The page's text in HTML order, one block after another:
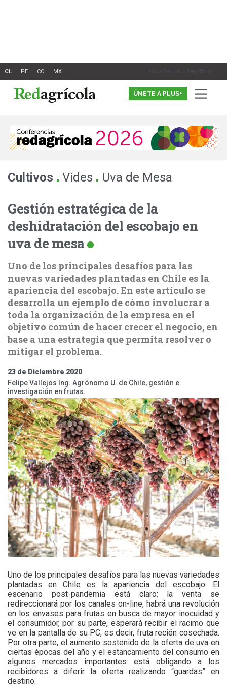
Inicia Sesión o Registrate
ÚNETE A PLUS+
Cultivos . Vides . Uva de Mesa
Gestión estratégica de la
deshidratación del escobajo en
uva de mesa
Uno de los principales desafíos para las
nuevas variedades plantadas en Chile es la
apariencia del escobajo. En este artículo se
desarrolla un ejemplo de cómo involucrar a
toda la organización de la empresa en el
objetivo común de hacer crecer el negocio, en
base a una estrategia que permita resolver o
mitigar el problema.
23 de Diciembre 2020
Felipe Vallejos Ing. Agrónomo U. de Chile, gestión e
investigación en frutas.
Uno de los principales desafíos para las nuevas variedades
plantadas en Chile es la apariencia del escobajo. El
escenario post-pandemia está claro: la venta se
redireccionará por los canales on-line, habrá una revolución
en los envases para frutas en busca de mayor inocuidad y
el consumidor, por su parte, esperará recibir el racimo que
ve en la pantalla de su PC, es decir, fruta recién cosechada.
Por otra parte, el aumento sostenido de la oferta de uva en
ciertas épocas del año y el estancamiento del consumo en
algunos mercados importantes está obligando a los
recibidores a diferir la oferta realizando “guardas” en
destino.